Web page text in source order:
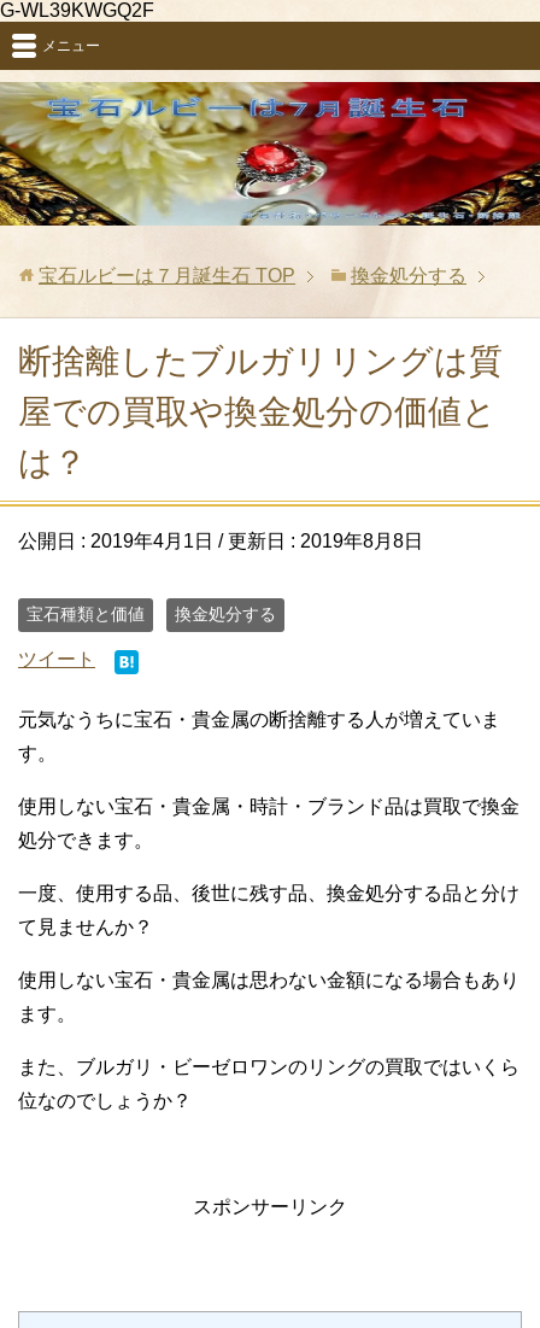
G-WL39KWGQ2F
メニュー
宝石ルビーは７月誕生石 TOP 換金処分する
断捨離したブルガリリングは質
屋での買取や換金処分の価値と
は？
公開日 : 2019年4月1日 / 更新日 : 2019年8月8日
宝石種類と価値 換金処分する
ツイート
元気なうちに宝石・貴金属の断捨離する人が増えていま
す。
使用しない宝石・貴金属・時計・ブランド品は買取で換金
処分できます。
一度、使用する品、後世に残す品、換金処分する品と分け
て見ませんか？
使用しない宝石・貴金属は思わない金額になる場合もあり
ます。
また、ブルガリ・ビーゼロワンのリングの買取ではいくら
位なのでしょうか？
スポンサーリンク